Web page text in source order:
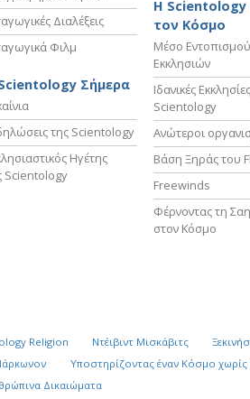
Διαλέξεις
Φιλμ
Σήμερα
της Scientology
Ηγέτης
Scientology
Η
τον Κόσμο
Μέσο Εντοπισμού
Εκκλησιών
Ιδανικές
Scientology
Ανώτεροι
Βάση Ξηράς του
Freewinds
Φέρνοντας τη
στον Κόσμο
Religion Ντέιβιντ Μισκάβιτς
Υποστηρίζοντας έναν Κόσμο
Δικαιώματα